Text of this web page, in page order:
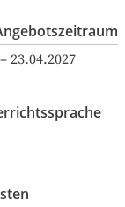
– 23.04.2027